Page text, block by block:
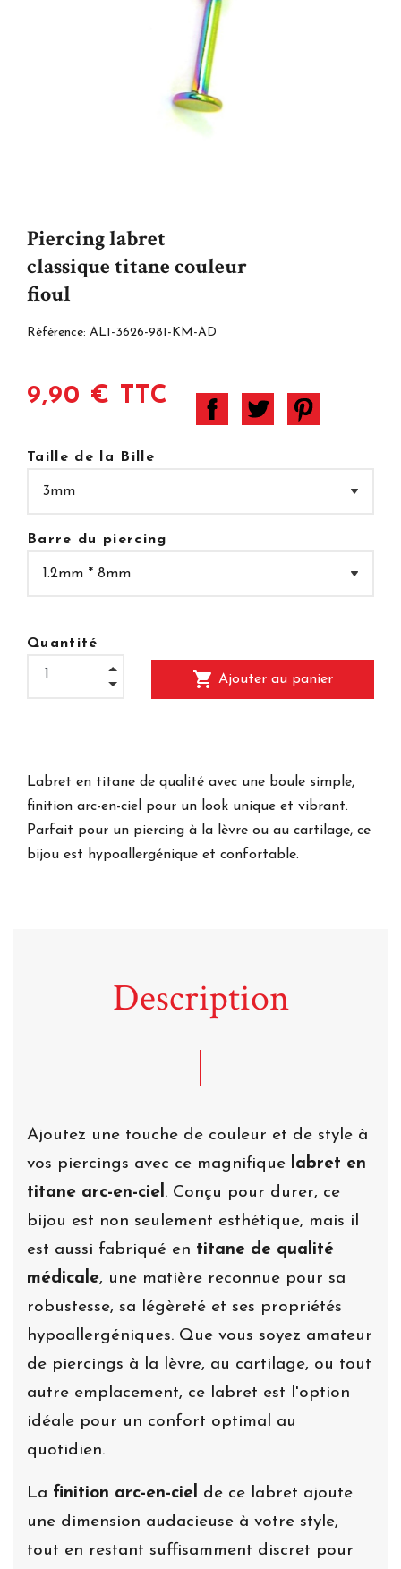
Piercing labret
classique titane couleur
fioul
Référence: AL1-3626-981-KM-AD
9,90 € TTC
Taille de la Bille
Barre du piercing
Quantité
shopping_cart Ajouter au panier
Labret en titane de qualité avec une boule simple,
finition arc-en-ciel pour un look unique et vibrant.
Parfait pour un piercing à la lèvre ou au cartilage, ce
bijou est hypoallergénique et confortable.
Description
Ajoutez une touche de couleur et de style à
vos piercings avec ce magnifique
labret en
titane arc-en-ciel . Conçu pour durer, ce
bijou est non seulement esthétique, mais il
est aussi fabriqué en titane de qualité
médicale, une matière reconnue pour sa
robustesse, sa légèreté et ses propriétés
hypoallergéniques. Que vous soyez amateur
de piercings à la lèvre, au cartilage, ou tout
autre emplacement, ce labret est l'option
idéale pour un confort optimal au
quotidien.
La finition arc-en-ciel
de ce labret ajoute
une dimension audacieuse à votre style,
tout en restant suffisamment discret pour